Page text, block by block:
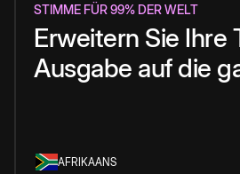
STIMME FÜR 99% DER WELT
Erweitern Sie Ihre
Ausgabe auf die
AFRIKAANS